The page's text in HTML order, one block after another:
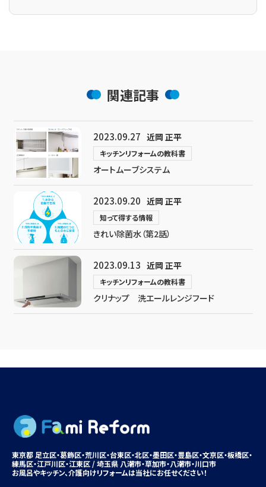
関連記事
2023.09.27 近岡 正平
キッチンリフォームの教科書
オートムーブシステム
2023.09.20 近岡 正平
知って得する情報
きれい除菌水（第2話）
2023.09.13 近岡 正平
キッチンリフォームの教科書
クリナップ 洗エールレンジフード
東京都 足立区・葛飾区・荒川区・台東区・北区・墨田区・豊島区・文京区・板橋区・
練馬区・江戸川区・江東区 / 埼玉県 八潮市・草加市・八潮市・川口市
お風呂やキッチン、介護向けリフォームは当社にお任せください！